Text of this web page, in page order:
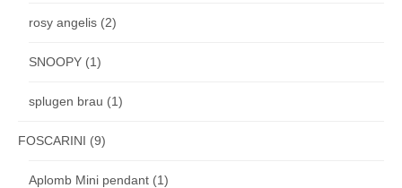
rosy angelis (2)
SNOOPY (1)
splugen brau (1)
FOSCARINI (9)
Aplomb Mini pendant (1)